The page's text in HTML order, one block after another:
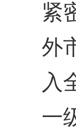
紧
外
入
一